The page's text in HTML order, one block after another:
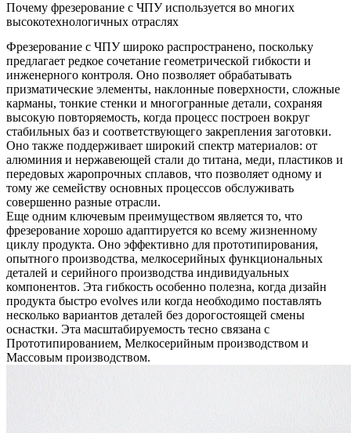
Почему фрезерование с ЧПУ используется во многих
высокотехнологичных отраслях
Фрезерование с ЧПУ широко распространено, поскольку
предлагает редкое сочетание геометрической гибкости и
инженерного контроля. Оно позволяет обрабатывать
призматические элементы, наклонные поверхности, сложные
карманы, тонкие стенки и многогранные детали, сохраняя
высокую повторяемость, когда процесс построен вокруг
стабильных баз и соответствующего закрепления заготовки.
Оно также поддерживает широкий спектр материалов: от
алюминия и нержавеющей стали до титана, меди, пластиков и
передовых жаропрочных сплавов, что позволяет одному и
тому же семейству основных процессов обслуживать
совершенно разные отрасли.
Еще одним ключевым преимуществом является то, что
фрезерование хорошо адаптируется ко всему жизненному
циклу продукта. Оно эффективно для прототипирования,
опытного производства, мелкосерийных функциональных
деталей и серийного производства индивидуальных
компонентов. Эта гибкость особенно полезна, когда дизайн
продукта быстро evolves или когда необходимо поставлять
несколько вариантов деталей без дорогостоящей смены
оснастки. Эта масштабируемость тесно связана с
Прототипированием, Мелкосерийным производством и
Массовым производством.